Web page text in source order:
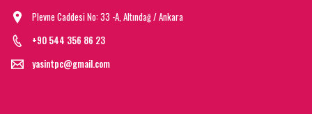
Plevne Caddesi No: 33 -A, Altındağ / Ankara
+90 544 356 86 23
yasintpc@gmail.com